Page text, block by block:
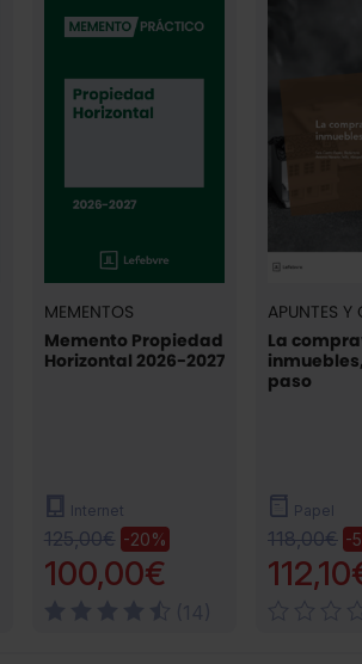
MEMENTOS
Memento Propiedad
Horizontal 2026-2027
Internet
125,00€ -20%
100,00€
APUNTES Y
La
paso
Papel
118,00€ -